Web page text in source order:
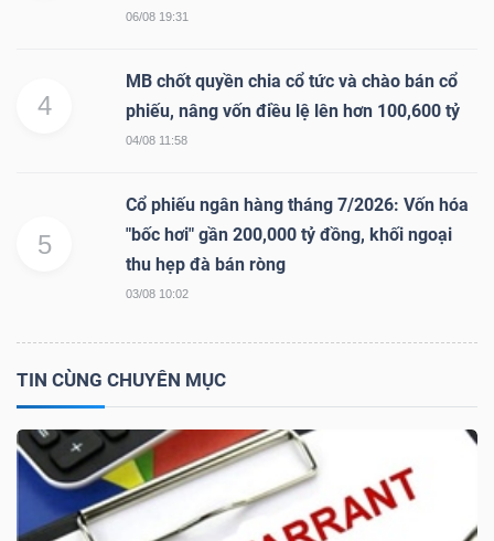
06/08 19:31
4
MB chốt quyền chia cổ tức và chào bán cổ
phiếu, nâng vốn điều lệ lên hơn 100,600 tỷ
04/08 11:58
5
Cổ phiếu ngân hàng tháng 7/2026: Vốn hóa
"bốc hơi" gần 200,000 tỷ đồng, khối ngoại
thu hẹp đà bán ròng
03/08 10:02
TIN CÙNG CHUYÊN MỤC
TRÁI
PHIẾU